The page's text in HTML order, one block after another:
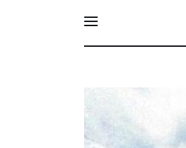
Orienta IMSS Yucatán sobre